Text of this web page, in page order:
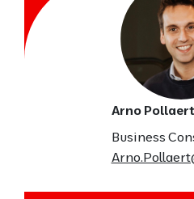
Arno Pollaert
Business